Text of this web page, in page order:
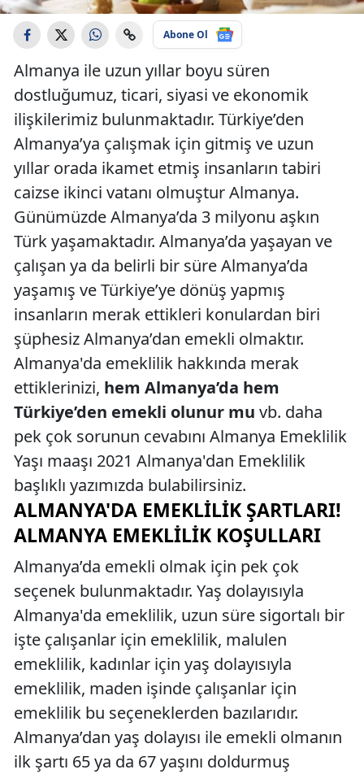
Abone Ol
Almanya ile uzun yıllar boyu süren
dostluğumuz, ticari, siyasi ve ekonomik
ilişkilerimiz bulunmaktadır. Türkiye’den
Almanya’ya çalışmak için gitmiş ve uzun
yıllar orada ikamet etmiş insanların tabiri
caizse ikinci vatanı olmuştur Almanya.
Günümüzde Almanya’da 3 milyonu aşkın
Türk yaşamaktadır. Almanya’da yaşayan ve
çalışan ya da belirli bir süre Almanya’da
yaşamış ve Türkiye’ye dönüş yapmış
insanların merak ettikleri konulardan biri
şüphesiz Almanya’dan emekli olmaktır.
Almanya'da emeklilik hakkında merak
ettiklerinizi, hem Almanya’da hem
Türkiye’den emekli olunur mu vb. daha
pek çok sorunun cevabını Almanya Emeklilik
Yaşı maaşı 2021 Almanya'dan Emeklilik
başlıklı yazımızda bulabilirsiniz.
ALMANYA'DA EMEKLILIK ŞARTLARI!
ALMANYA EMEKLILIK KOŞULLARI
Almanya’da emekli olmak için pek çok
seçenek bulunmaktadır. Yaş dolayısıyla
Almanya'da emeklilik, uzun süre sigortalı bir
işte çalışanlar için emeklilik, malulen
emeklilik, kadınlar için yaş dolayısıyla
emeklilik, maden işinde çalışanlar için
emeklilik bu seçeneklerden bazılarıdır.
Almanya’dan yaş dolayısı ile emekli olmanın
ilk şartı 65 ya da 67 yaşını doldurmuş